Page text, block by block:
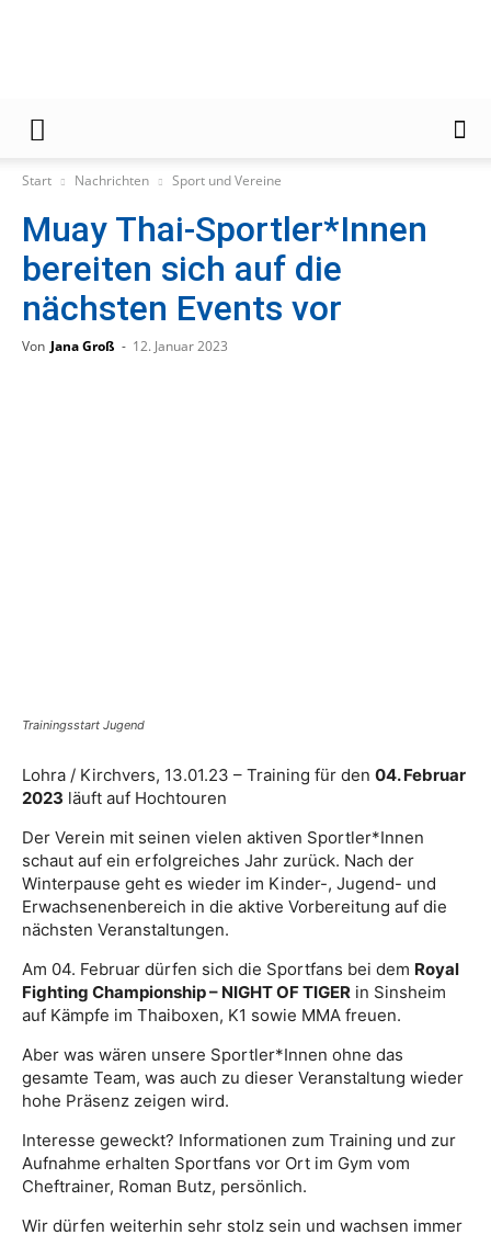
Zeitung
Start Nachrichten Sport und Vereine
Muay Thai-Sportler*Innen
bereiten sich auf die
nächsten Events vor
Von Jana Groß - 12. Januar 2023
Trainingsstart Jugend
Lohra / Kirchvers, 13.01.23 – Training für den 04. Februar
2023 läuft auf Hochtouren
Der Verein mit seinen vielen aktiven Sportler*Innen
schaut auf ein erfolgreiches Jahr zurück. Nach der
Winterpause geht es wieder im Kinder-, Jugend- und
Erwachsenenbereich in die aktive Vorbereitung auf die
nächsten Veranstaltungen.
Am 04. Februar dürfen sich die Sportfans bei dem Royal
Fighting Championship – NIGHT OF TIGER in Sinsheim
auf Kämpfe im Thaiboxen, K1 sowie MMA freuen.
Aber was wären unsere Sportler*Innen ohne das
gesamte Team, was auch zu dieser Veranstaltung wieder
hohe Präsenz zeigen wird.
Interesse geweckt? Informationen zum Training und zur
Aufnahme erhalten Sportfans vor Ort im Gym vom
Cheftrainer, Roman Butz, persönlich.
Wir dürfen weiterhin sehr stolz sein und wachsen immer